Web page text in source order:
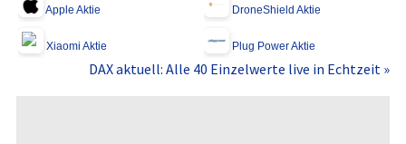
Apple Aktie DroneShield Aktie
Xiaomi Aktie Plug Power Aktie
DAX aktuell: Alle 40 Einzelwerte live in Echtzeit »